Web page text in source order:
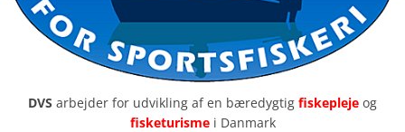
DVS arbejder for udvikling af en bæredygtig fiskepleje og
fisketurisme i Danmark